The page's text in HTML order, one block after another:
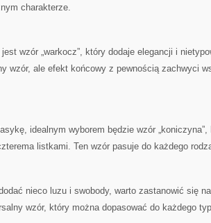
charakterze.
jest wzór „warkocz”, ⁢który dodaje elegancji i
wzór, ale efekt końcowy z pewnością zachwyci
idealnym wyborem będzie‌ wzór
listkami. Ten wzór pasuje ‌do⁤ każdego
nieco luzu i swobody, warto zastanowić⁢ się
wzór, który‌ można ⁤dopasować do ⁣każdego